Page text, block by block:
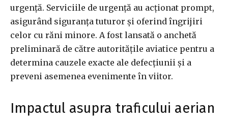
urgență. Serviciile de urgență au acționat prompt,
asigurând siguranța tuturor și oferind îngrijiri
celor cu răni minore. A fost lansată o anchetă
preliminară de către autoritățile aviatice pentru a
determina cauzele exacte ale defecțiunii și a
preveni asemenea evenimente în viitor.
Impactul asupra traficului aerian